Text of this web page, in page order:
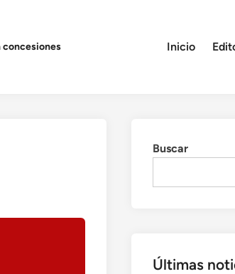
Inicio
Buscar
Últimas